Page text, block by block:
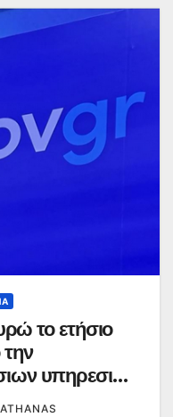
το ετήσιο
υπηρεσιών